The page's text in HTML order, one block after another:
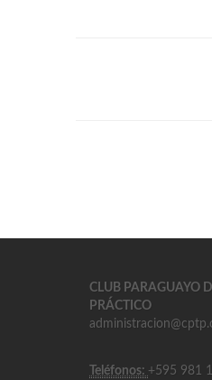
CLUB PARAGUAYO
PRÁCTICO
Teléfonos: +595 981